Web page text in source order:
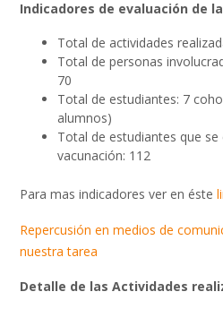
Indicadores de evaluación de
Total de actividades
Total de personas
70
Total de estudiantes: 7
alumnos)
Total de estudiantes que
vacunación: 112
Para mas indicadores ver en éste
Repercusión en medios de
nuestra tarea
Detalle de las Actividades